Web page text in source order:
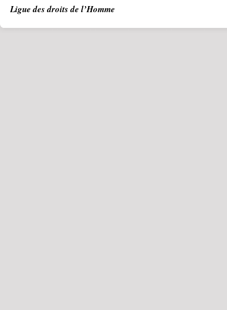
Ligue des droits de l’Homme